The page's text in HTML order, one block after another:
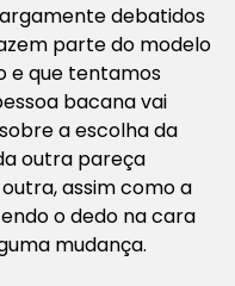
debatidos
parte do modelo
e que tentamos
bacana vai
a escolha da
outra pareça
assim como a
o dedo na cara
mudança.